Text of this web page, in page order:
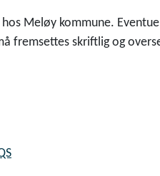
Meløy kommune.
fremsettes skriftlig og